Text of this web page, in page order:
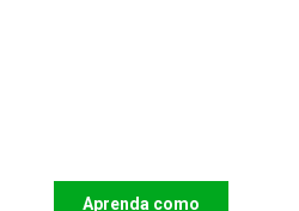
Aprenda como